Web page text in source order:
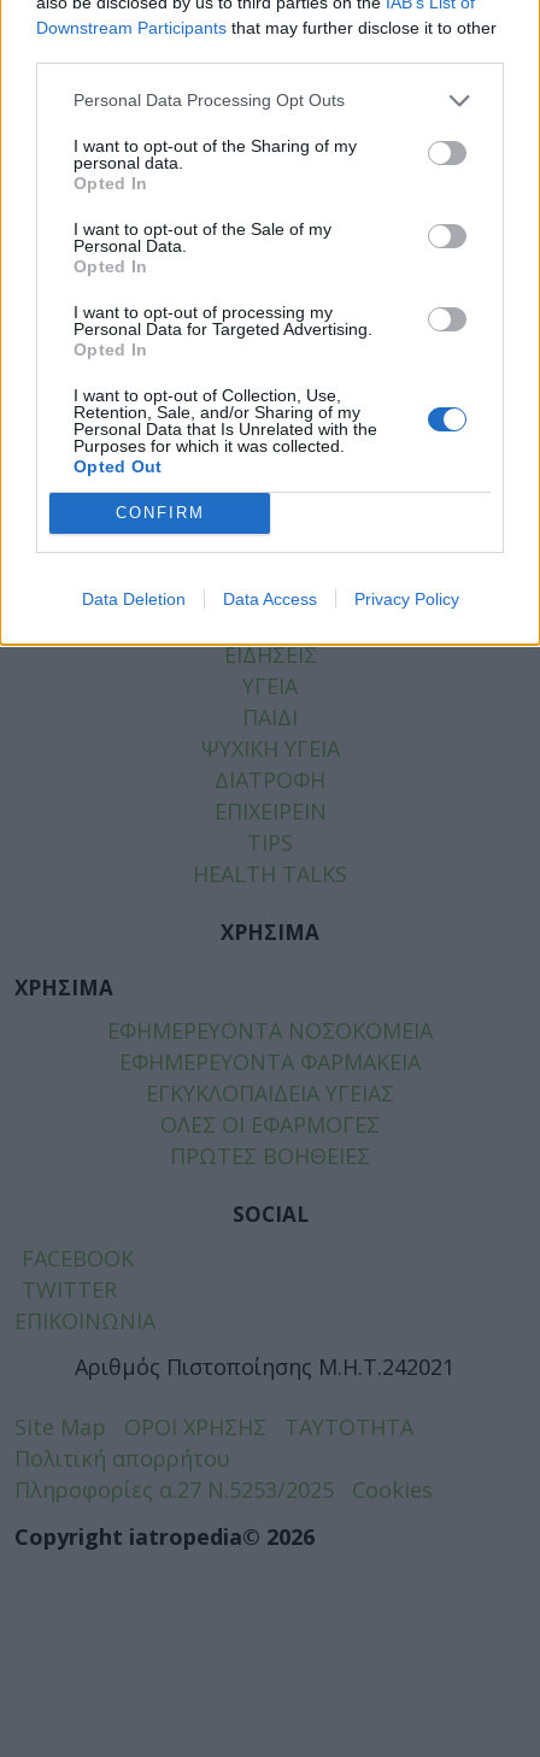
Downstream Participants that may further disclose it to other
Personal Data Processing Opt Outs
I want to opt-out of the Sharing of my
personal data.
Opted In
I want to opt-out of the Sale of my
Personal Data.
Opted In
I want to opt-out of processing my
Personal Data for Targeted Advertising.
Opted In
I want to opt-out of Collection, Use,
Retention, Sale, and/or Sharing of my
Personal Data that Is Unrelated with the
Purposes for which it was collected.
Opted Out
CONFIRM
Data Deletion Data Access Privacy Policy
Facebook
Twitter
ΑΝΔΡΕΑΣ ΞΑΝΘΟΣ,ΠΑΝΑΓΙΩΤΗΣ
ΚΟΥΡΟΥΜΠΛΗΣ,ΠΑΥΛΟΣ ΠΟΛΑΚΗΣ
ΥΓΕΙΑΣ,ΥΠΟΥΡΓΟΣ ΥΓΕΙΑΣ
ΚΑΤΗΓΟΡΙΕΣ
ΕΙΔΗΣΕΙΣ
ΥΓΕΙΑ
ΠΑΙΔΙ
ΨΥΧΙΚΗ ΥΓΕΙΑ
ΔΙΑΤΡΟΦΗ
ΕΠΙΧΕΙΡΕΙΝ
TIPS
HEALTH TALKS
ΧΡΗΣΙΜΑ
ΧΡΗΣΙΜΑ
ΕΦΗΜΕΡΕΥΟΝΤΑ ΝΟΣΟΚΟΜΕΙΑ
ΕΦΗΜΕΡΕΥΟΝΤΑ ΦΑΡΜΑΚΕΙΑ
ΕΓΚΥΚΛΟΠΑΙΔΕΙΑ ΥΓΕΙΑΣ
ΟΛΕΣ ΟΙ ΕΦΑΡΜΟΓΕΣ
ΠΡΩΤΕΣ ΒΟΗΘΕΙΕΣ
SOCIAL
FACEBOOK
TWITTER
ΕΠΙΚΟΙΝΩΝΙΑ
Αριθμός Πιστοποίησης Μ.Η.Τ.242021
Site Map ΟΡΟΙ ΧΡΗΣΗΣ
ΤΑΥΤΟΤΗΤΑ
Πολιτική απορρήτου
Πληροφορίες α.27 Ν.5253/2025
Cookies
Copyright iatropedia© 2026